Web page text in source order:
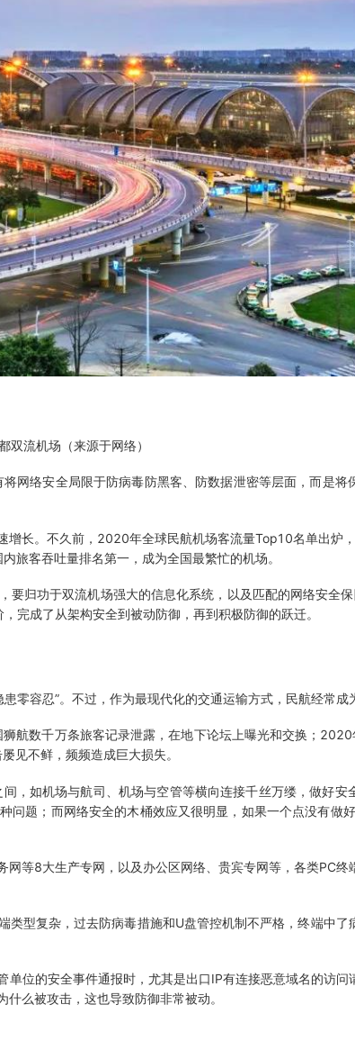
双流机场（来源于网络）
网络安全局限于防病毒防黑客、防数据泄密等层面，而是将
增长。不久前，2020年全球民航机场客流量Top10名单出炉
旅客吞吐量排名第一，成为全国最繁忙的机场。
要归功于双流机场强大的信息化系统，以及匹配的网络安全
完成了从架构安全到被动防御，再到积极防御的跃迁。
零容忍”。不过，作为最现代化的交通运输方式，民航经常成
航数千万条旅客记录泄露，在地下论坛上曝光和交换；
见不鲜，频频造成巨大损失。
，如机场与航司、机场与空管等横向连接千丝万缕，做好安
题；而网络安全的木桶效应又很明显，如果一个点没有做
等8大生产专网，以及办公区网络、贵宾专网等，各类PC
型复杂，过去防病毒措施和U盘管控机制不严格，终端中了
位的安全事件通报时，尤其是出口IP有连接恶意域名的访
么被攻击，这也导致防御非常被动。